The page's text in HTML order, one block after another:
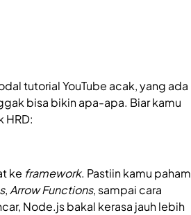
tutorial YouTube acak, yang ada
bisa bikin apa-apa. Biar kamu
HRD:
ke framework. Pastiin kamu paham
, Arrow Functions, sampai cara
Node.js bakal kerasa jauh lebih